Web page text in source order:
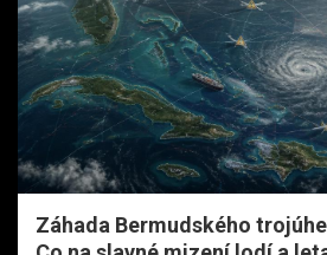
Záhada Bermudského